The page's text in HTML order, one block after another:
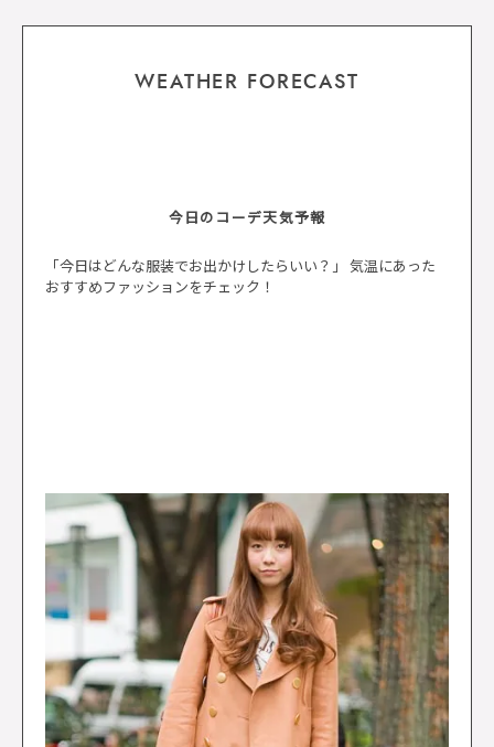
WEATHER FORECAST
今日のコーデ天気予報
「今日はどんな服装でお出かけしたらいい？」 気温にあった
おすすめファッションをチェック！